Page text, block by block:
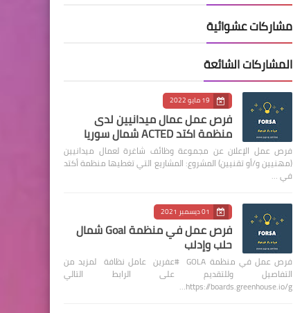
مشاركات عشوائية
المشاركات الشائعة
19 مايو 2022
فرص عمل عمال ميدانيين لدى
منظمة اكتد ACTED شمال سوريا
فرص عمل الإعلان عن مجموعة وظائف شاغرة لعمال ميدانيين
(مهنيين و/أو تقنيين) المشروع: المشاريع التي تغطيها منظمة أكتد
في …
01 ديسمبر 2021
فرص عمل في منظمة Goal شمال
حلب وإدلب
فرص عمل في منظمة GOLA #عفرين عامل نظافة لمزيد من
التفاصيل وللتقديم على الرابط التالي
https://boards.greenhouse.io/g…